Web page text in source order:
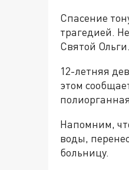
Спасение
трагедией.
Святой Ольги.
12-летняя
этом
Напомним,
воды,
больницу.